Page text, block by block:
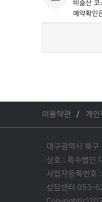
비슬산 코
예약확인
이용약관 개인
대구광역시 북
상호 : 특수법인
사업자등록번
상담센터 053-